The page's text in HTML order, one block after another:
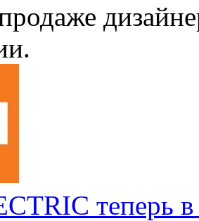
теперь